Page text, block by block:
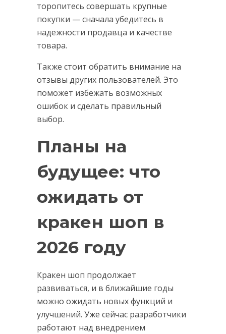
торопитесь совершать крупные
покупки — сначала убедитесь в
надежности продавца и качестве
товара.
Также стоит обратить внимание на
отзывы других пользователей. Это
поможет избежать возможных
ошибок и сделать правильный
выбор.
Планы на
будущее: что
ожидать от
кракен шоп в
2026 году
Кракен шоп продолжает
развиваться, и в ближайшие годы
можно ожидать новых функций и
улучшений. Уже сейчас разработчики
работают над внедрением